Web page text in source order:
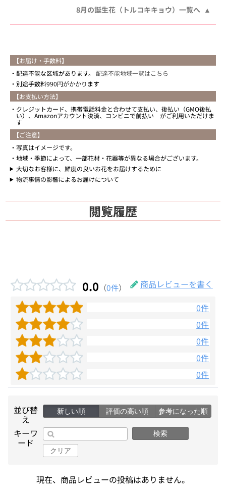
8月の誕生花（トルコキキョウ）一覧へ
【お届け・手数料】
配達不能な区域があります。 配達不能地域一覧はこちら
別途手数料990円がかかります
【お支払い方法】
クレジットカード、携帯電話料金と合わせて支払い、後払い（GMO後払
い）、Amazonアカウント決済、コンビニで前払い がご利用いただけま
す
【ご注意】
写真はイメージです。
地域・季節によって、一部花材・花器等が異なる場合がございます。
大切なお客様に、鮮度の良いお花をお届けするために
物流事情の影響によるお届けについて
閲覧履歴
0.0 （0件）
商品レビューを書く
0件
0件
0件
0件
0件
並び替
え
新しい順 評価の高い順 参考になった順
キーワ
ード
検索
クリア
現在、商品レビューの投稿はありません。